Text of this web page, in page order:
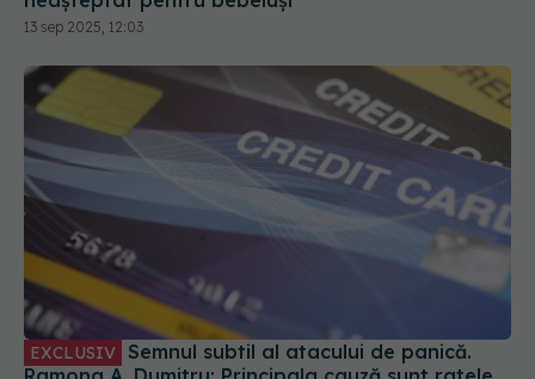
EXCLUSIV Semnul subtil al atacului de panică.
Ramona A. Dumitru: Principala cauză sunt ratele
la bancă. Avem sute de persoane diagnosticate
lunar
20 iun 2024, 15:36